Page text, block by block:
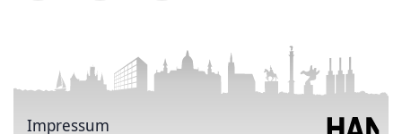
Impressum